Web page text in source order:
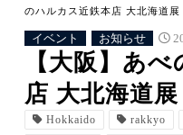
のハルカス近鉄本店 大北海道
イベント お知らせ
【大阪】あ
店 大北海道
Hokkaido rakkyo